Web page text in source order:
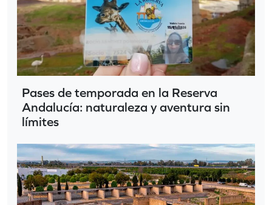
Pases de temporada en la Reserva
Andalucía: naturaleza y aventura sin
límites